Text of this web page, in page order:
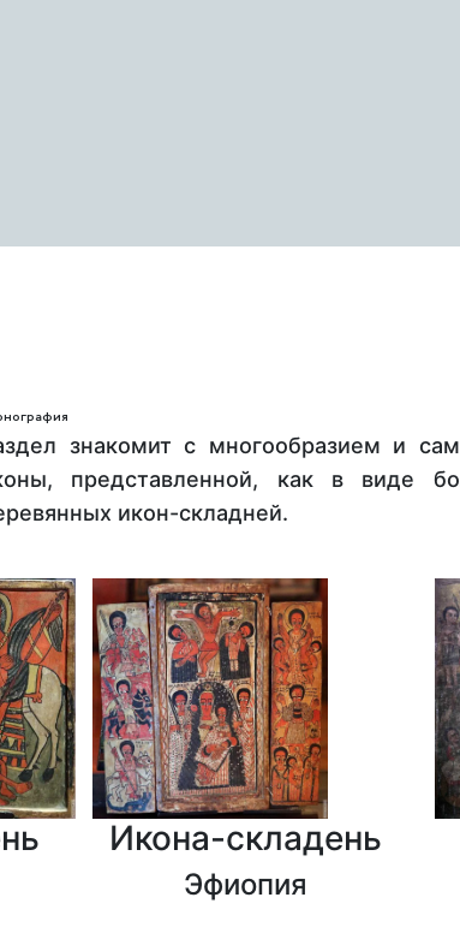
знакомит с многообразием и
представленной, как в виде
икон-складней.
Икона-складень
Эфиопия